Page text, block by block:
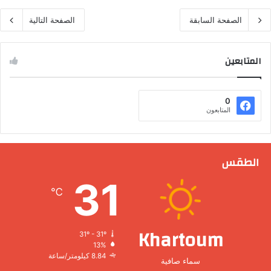
الصفحة السابقة الصفحة التالية
المتابعين
0
المتابعون
الطقس
Khartoum
سماء صافية
31
℃
31º - 31º
13%
8.84 كيلومتر/ساعة